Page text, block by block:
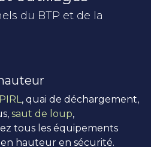
du BTP et de la
PIRL, quai de déchargement,
saut de loup,
tous les équipements
hauteur en sécurité.